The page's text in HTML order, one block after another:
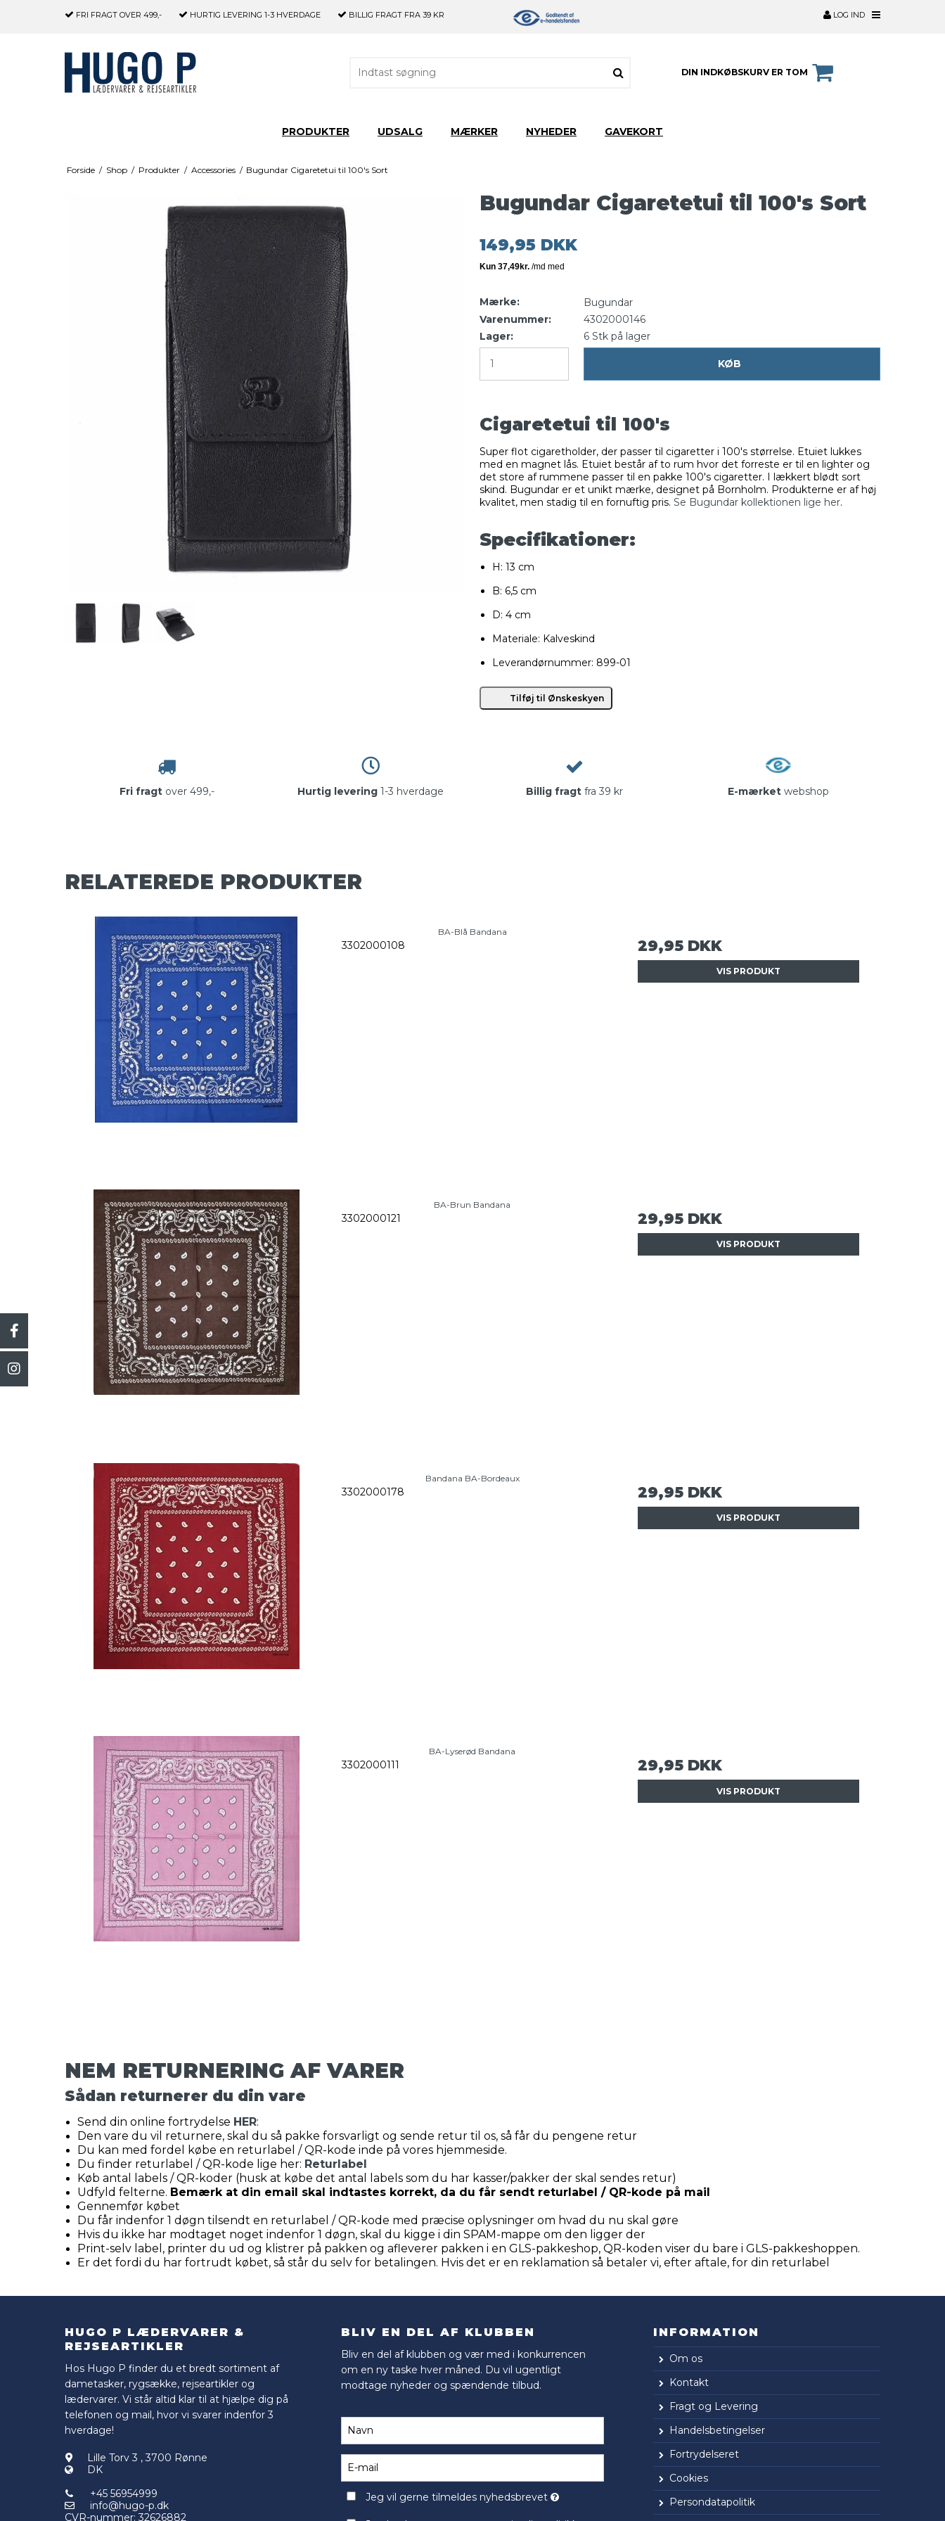
FRI FRAGT OVER 499,- HURTIG LEVERING 1-3 HVERDAGE BILLIG FRAGT FRA 39 KR LOG IND
DIN INDKØBSKURV ER TOM
PRODUKTER UDSALG MÆRKER NYHEDER GAVEKORT
Forside / Shop / Produkter / Accessories / Bugundar Cigaretetui til 100's Sort
Bugundar Cigaretetui til 100's Sort
149,95 DKK
Mærke:
Bugundar
Varenummer:
4302000146
Lager:
6 Stk på lager
KØB
Cigaretetui til 100's
Super flot cigaretholder, der passer til cigaretter i 100's størrelse. Etuiet lukkes
med en magnet lås. Etuiet består af to rum hvor det forreste er til en lighter og
det store af rummene passer til en pakke 100's cigaretter. I lækkert blødt sort
skind. Bugundar er et unikt mærke, designet på Bornholm. Produkterne er af høj
kvalitet, men stadig til en fornuftig pris. Se Bugundar kollektionen lige her.
Specifikationer:
H: 13 cm
B: 6,5 cm
D: 4 cm
Materiale: Kalveskind
Leverandørnummer: 899-01
Tilføj til Ønskeskyen
Fri fragtover 499,- Hurtig levering 1-3 hverdage Billig fragt fra 39 kr E-mærket webshop
RELATEREDE PRODUKTER
BA-Blå Bandana
3302000108 29,95 DKK
VIS PRODUKT
BA-Brun Bandana
3302000121 29,95 DKK
VIS PRODUKT
Bandana BA-Bordeaux
3302000178 29,95 DKK
VIS PRODUKT
BA-Lyserød Bandana
3302000111 29,95 DKK
VIS PRODUKT
NEM RETURNERING AF VARER
Sådan returnerer du din vare
Send din online fortrydelse HER:
Den vare du vil returnere, skal du så pakke forsvarligt og sende retur til os, så får du pengene retur
Du kan med fordel købe en returlabel / QR-kode inde på vores hjemmeside.
Du finder returlabel / QR-kode lige her: Returlabel
Køb antal labels / QR-koder (husk at købe det antal labels som du har kasser/pakker der skal sendes retur)
Udfyld felterne. Bemærk at din email skal indtastes korrekt, da du får sendt returlabel / QR-kode på mail
Gennemfør købet
Du får indenfor 1 døgn tilsendt en returlabel / QR-kode med præcise oplysninger om hvad du nu skal gøre
Hvis du ikke har modtaget noget indenfor 1 døgn, skal du kigge i din SPAM-mappe om den ligger der
Print-selv label, printer du ud og klistrer på pakken og afleverer pakken i en GLS-pakkeshop, QR-koden viser du bare i GLS-pakkeshoppen.
Er det fordi du har fortrudt købet, så står du selv for betalingen. Hvis det er en reklamation så betaler vi, efter aftale, for din returlabel
HUGO P LÆDERVARER &
REJSEARTIKLER
Hos Hugo P finder du et bredt sortiment af
dametasker, rygsække, rejseartikler og
lædervarer. Vi står altid klar til at hjælpe dig på
telefonen og mail, hvor vi svarer indenfor 3
hverdage!
Lille Torv 3 ,3700 Rønne
DK
+45 56954999
info@hugo-p.dk
CVR-nummer: 32626882
BLIV EN DEL AF KLUBBEN
Bliv en del af klubben og vær med i konkurrencen
om en ny taske hver måned. Du vil ugentligt
modtage nyheder og spændende tilbud.
Jeg vil gerne tilmeldes nyhedsbrevet
INFORMATION
Om os
Kontakt
Fragt og Levering
Handelsbetingelser
Fortrydelseret
Cookies
Persondatapolitik